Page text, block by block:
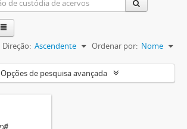
Ordenar por: Nome
Direção: Ascendente
Opções de pesquisa avançada